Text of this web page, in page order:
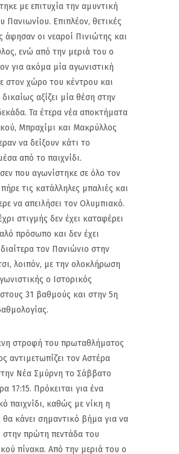
με επιτυχία την αμυντική
Πανιωνίου. Επιπλέον, θετικές
άφησαν οι νεαροί Πινιώτης και
ενώ από την μεριά του ο
για ακόμα μία αγωνιστική
στον χώρο του κέντρου και
αξίζει μία θέση στην
Τα έτερα νέα αποκτήματα
Μπραχίμι και Μακρύλλος
να δείξουν κάτι το
από το παιχνίδι.
που αγωνίστηκε σε όλο τον
τις κατάλληλες μπαλιές και
να απειλήσει τον Ολυμπιακό.
στιγμής δεν έχει καταφέρει
πρόσωπο και δεν έχει
τον Πανιώνιο στην
λοιπόν, με την ολοκλήρωση
ο Ιστορικός
31 βαθμούς και στην 5η
στροφή του πρωταθλήματος
αντιμετωπίζει τον Αστέρα
Νέα Σμύρνη το Σάββατο
17:15. Πρόκειται για ένα
παιχνίδι, καθώς με νίκη η
κάνει σημαντικό βήμα για να
στην πρώτη πεντάδα του
πίνακα. Από την μεριά του ο